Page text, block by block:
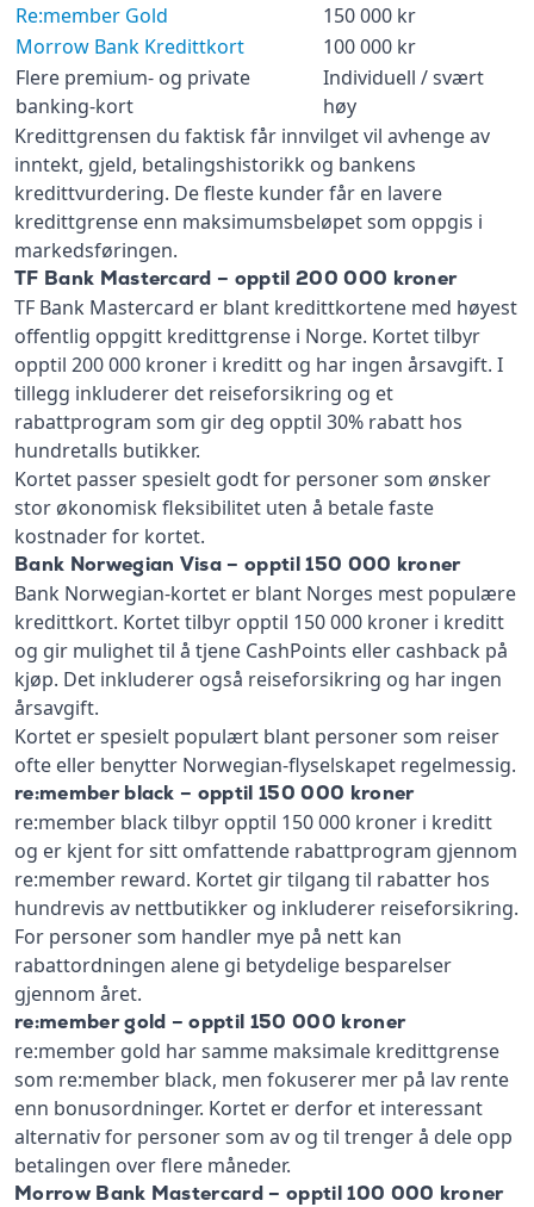
Ulemper og risiko
Hvilke krav stilles for å få høy kredittgrense?
Populære typer kredittkort med høy kredittgrense
Hvordan velge riktig kredittkort?
Oppsummering
Re:member Gold
150 000 kr
Morrow Bank Kredittkort
100 000 kr
Flere premium- og private
banking-kort
Individuell / svært
høy
Kredittgrensen du faktisk får innvilget vil avhenge av
inntekt, gjeld, betalingshistorikk og bankens
kredittvurdering. De fleste kunder får en lavere
kredittgrense enn maksimumsbeløpet som oppgis i
markedsføringen.
TF Bank Mastercard – opptil 200 000 kroner
TF Bank Mastercard er blant kredittkortene med høyest
offentlig oppgitt kredittgrense i Norge. Kortet tilbyr
opptil 200 000 kroner i kreditt og har ingen årsavgift. I
tillegg inkluderer det reiseforsikring og et
rabattprogram som gir deg opptil 30% rabatt hos
hundretalls butikker.
Kortet passer spesielt godt for personer som ønsker
stor økonomisk fleksibilitet uten å betale faste
kostnader for kortet.
Bank Norwegian Visa – opptil 150 000 kroner
Bank Norwegian-kortet er blant Norges mest populære
kredittkort. Kortet tilbyr opptil 150 000 kroner i kreditt
og gir mulighet til å tjene CashPoints eller cashback på
kjøp. Det inkluderer også reiseforsikring og har ingen
årsavgift.
Kortet er spesielt populært blant personer som reiser
ofte eller benytter Norwegian-flyselskapet regelmessig.
re:member black – opptil 150 000 kroner
re:member black tilbyr opptil 150 000 kroner i kreditt
og er kjent for sitt omfattende rabattprogram gjennom
re:member reward. Kortet gir tilgang til rabatter hos
hundrevis av nettbutikker og inkluderer reiseforsikring.
For personer som handler mye på nett kan
rabattordningen alene gi betydelige besparelser
gjennom året.
re:member gold – opptil 150 000 kroner
re:member gold har samme maksimale kredittgrense
som re:member black, men fokuserer mer på lav rente
enn bonusordninger. Kortet er derfor et interessant
alternativ for personer som av og til trenger å dele opp
betalingen over flere måneder.
Morrow Bank Mastercard – opptil 100 000 kroner